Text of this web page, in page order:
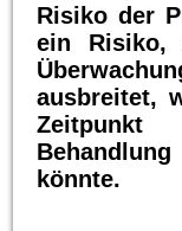
Risiko der
ein Risiko,
ausbreitet,
könnte.